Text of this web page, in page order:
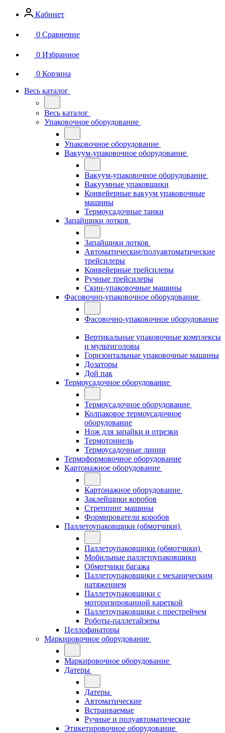
Кабинет
0 Сравнение
0 Избранное
0 Корзина
Весь каталог
Весь каталог
Упаковочное оборудование
Упаковочное оборудование
Вакуум-упаковочное оборудование
Вакуум-упаковочное оборудование
Вакуумные упаковщики
Конвейерные вакуум упаковочные
машины
Термоусадочные танки
Запайщики лотков
Запайщики лотков
Автоматические/полуавтоматические
трейсилеры
Конвейерные трейсилеры
Ручные трейсилеры
Скин-упаковочные машины
Фасовочно-упаковочное оборудование
Фасовочно-упаковочное оборудование
Вертикальные упаковочные комплексы
и мультиголовы
Горизонтальные упаковочные машины
Дозаторы
Дой пак
Термоусадочное оборудование
Термоусадочное оборудование
Колпаковое термоусадочное
оборудование
Нож для запайки и отрезки
Термотоннель
Термоусадочные линии
Термоформовочное оборудование
Картонажное оборудование
Картонажное оборудование
Заклейщики коробов
Стреппинг машины
Формирователи коробов
Паллетоупаковщики (обмотчики)
Паллетоупаковщики (обмотчики)
Мобильные паллетоупаковщики
Обмотчики багажа
Паллетоупаковщики с механическим
натяжением
Паллетоупаковщики с
моторизированной кареткой
Паллетоупаковщики с престрейчем
Роботы-паллетайзеры
Целлофанаторы
Маркировочное оборудование
Маркировочное оборудование
Датеры
Датеры
Автоматические
Встраиваемые
Ручные и полуавтоматические
Этикетировочное оборудование